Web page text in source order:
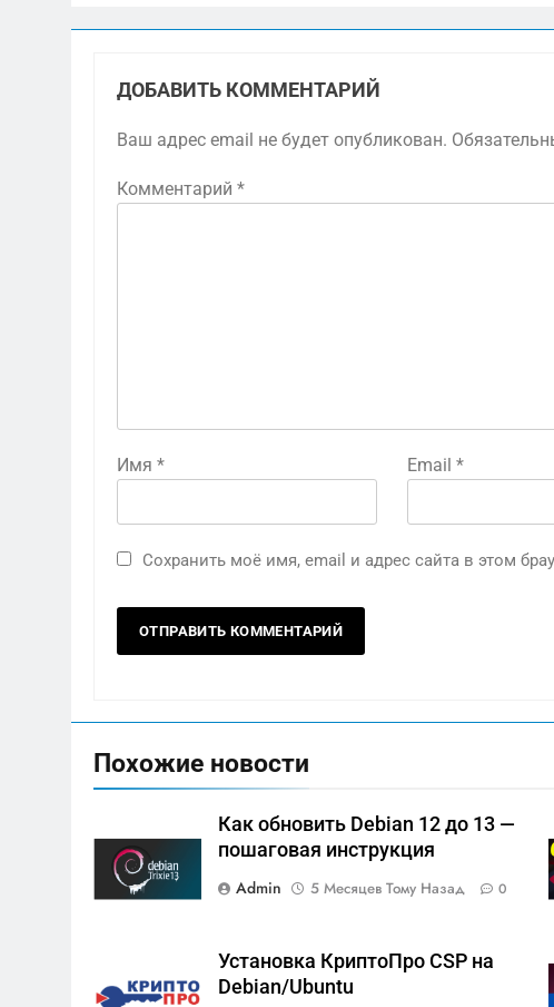
ДОБАВИТЬ КОММЕНТАРИЙ
Ваш адрес email не будет опубликован.
Комментарий *
Имя * Email *
Сохранить моё имя, email и адрес сайта в этом
Похожие новости
Как обновить Debian 12 до 13 —
пошаговая инструкция
Admin
5 Месяцев Тому Назад 0
Установка КриптоПро CSP на
Debian/Ubuntu